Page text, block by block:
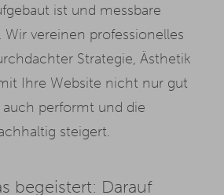
ist und messbare
Wir vereinen professionelles
Strategie, Ästhetik
Ihre Website nicht nur gut
performt und die
steigert.
begeistert: Darauf